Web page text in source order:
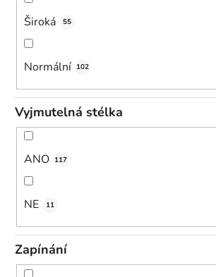
Široká 55
Normální 102
Vyjmutelná stélka
ANO 117
NE 11
Zapínání